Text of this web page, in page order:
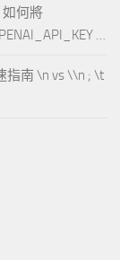
如何將
…
指南 \n vs \\n ; \t